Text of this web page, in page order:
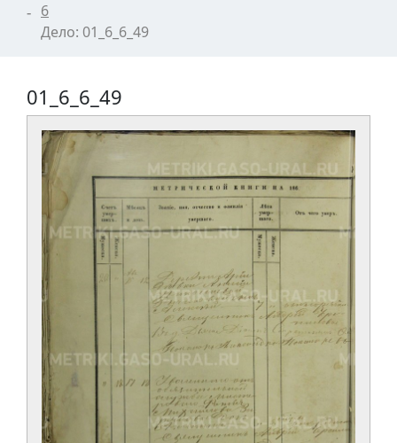
6
Дело: 01_6_6_49
01_6_6_49